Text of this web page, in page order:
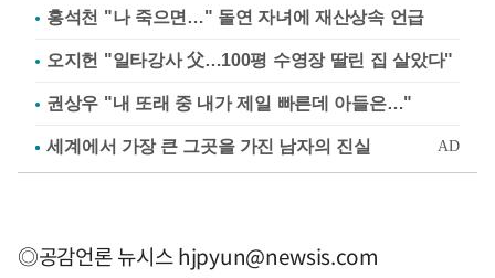
홍석천 "나 죽으면…" 돌연 자녀에 재산상속 언급
오지헌 "일타강사 父…100평 수영장 딸린 집 살았다"
권상우 "내 또래 중 내가 제일 빠른데 아들은…"
◎공감언론 뉴시스hjpyun@newsis.com